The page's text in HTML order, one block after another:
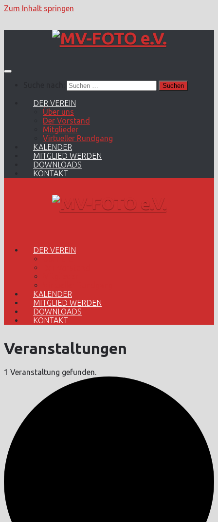
Zum Inhalt springen
DER VEREIN
Über uns
Der Vorstand
Mitglieder
Virtueller Rundgang
KALENDER
MITGLIED WERDEN
DOWNLOADS
KONTAKT
DER VEREIN
KALENDER
MITGLIED WERDEN
DOWNLOADS
KONTAKT
Veranstaltungen
1 Veranstaltung gefunden.